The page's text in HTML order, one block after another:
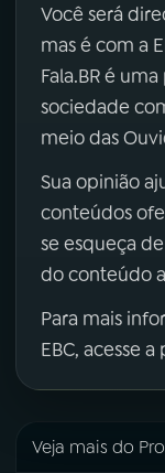
Você será
mas é com a
Fala.BR é
sociedade
meio das
Sua opinião
conteúdos
se esqueça
do conteúdo
Para mais
EBC, acesse
Veja mais do